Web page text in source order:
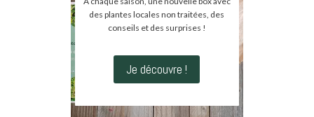
des plantes locales non traitées, des
conseils et des surprises !
Je découvre !